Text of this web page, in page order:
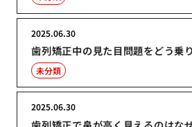
歯列矯正中の見た目問題をどう乗
2025.06.30
未分類
2025.06.30